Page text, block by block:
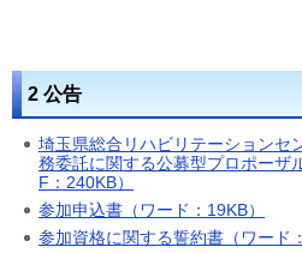
2 公告
埼玉県総合リハビリテーションセ
務委託に関する公募型プロポーザ
F：240KB）
参加申込書（ワード：19KB）
参加資格に関する誓約書（ワード